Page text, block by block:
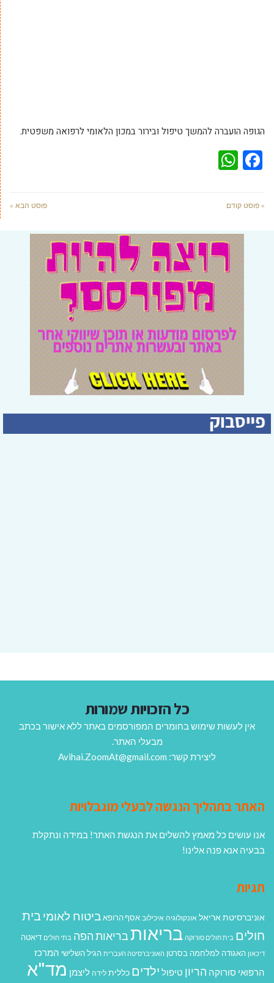
הגופה הועברה להמשך טיפול ובירור במכון הלאומי לרפואה משפטית.
Facebook
« פוסט קודם פוסט הבא »
כל הזכויות שמורות
אין לעשות שימוש בחומרים המפורסמים באתר ללא אישור בכתב
מבעלי האתר.
ליצירת קשר: Avihai.ZoomAt@gmail.com
האתר בתהליך הנגשה לבעלי מוגבלויות
אנו עושים כל מאמץ להשלים את הנגשת האתר! במידה ונתקלת
בבעיה אנא פנה אלינו!
תגיות
אוניברסיטת אריאל אונקולוגיה איכילוב אסף הרופא ביטוח לאומי בית
חולים בית חולים סורוקה בריאות בריאות הפה בתי חולים דיאטה
דיכאון האגודה למלחמה בסרטן האוניברסיטה העברית הגיל השלישי המרכז
הרפואי סורוקה הריון טיפול ילדים כללית לידה ליצמן מד"א